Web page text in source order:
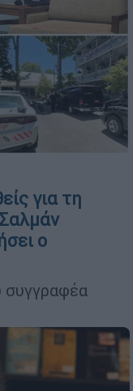
για τη
ο
συγγραφέα